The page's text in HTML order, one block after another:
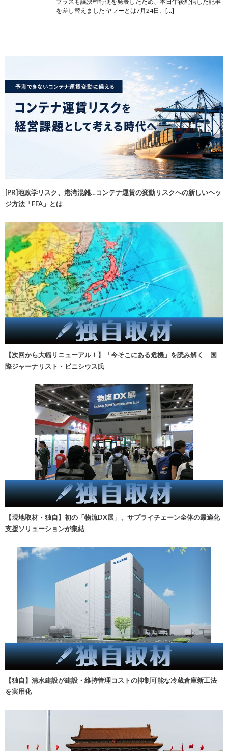
を差し替えました ヤフーとは7月24日、[…]
[PR]地政学リスク、港湾混雑…コンテナ運賃の変動リスクへの新しいヘッ
ジ方法「FFA」とは
【次回から大幅リニューアル！】「今そこにある危機」を読み解く 国
際ジャーナリスト・ビニシウス氏
【現地取材・独自】初の「物流DX展」、サプライチェーン全体の最適化
支援ソリューションが集結
【独自】清水建設が建設・維持管理コストの抑制可能な冷蔵倉庫新工法
を実用化